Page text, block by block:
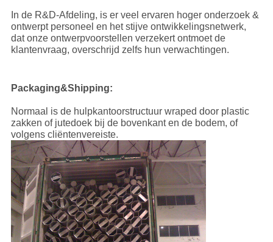
In de R&D-Afdeling, is er veel ervaren hoger onderzoek &
ontwerpt personeel en het stijve ontwikkelingsnetwerk,
dat onze ontwerpvoorstellen verzekert ontmoet de
klantenvraag, overschrijd zelfs hun verwachtingen.
Packaging&Shipping:
Normaal is de hulpkantoorstructuur wraped door plastic
zakken of jutedoek bij de bovenkant en de bodem, of
volgens cliëntenvereiste.